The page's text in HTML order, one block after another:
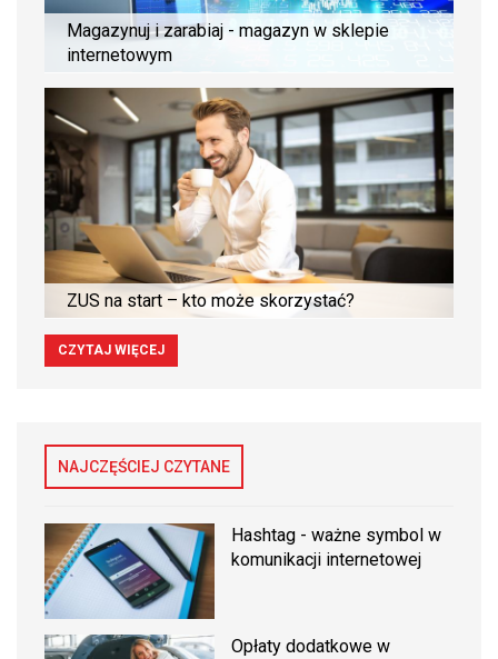
Magazynuj i zarabiaj - magazyn w sklepie
internetowym
ZUS na start – kto może skorzystać?
CZYTAJ WIĘCEJ
NAJCZĘŚCIEJ CZYTANE
Hashtag - ważne symbol w
komunikacji internetowej
Opłaty dodatkowe w